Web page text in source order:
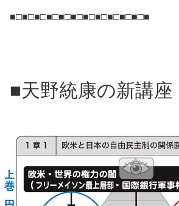
■□■□■□■□■□■□■□■□■□■□■□■
■天野統康の新講座